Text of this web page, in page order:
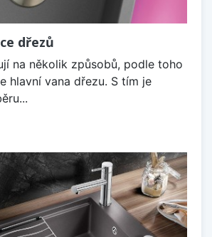
dřezů
na několik způsobů, podle toho
hlavní vana dřezu. S tím je